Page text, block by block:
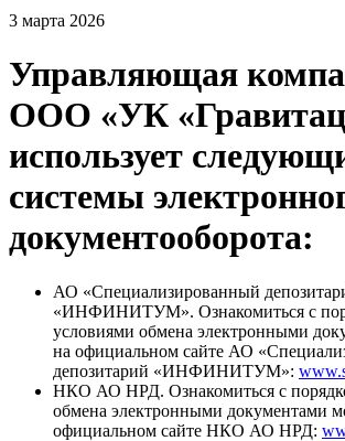
3 марта 2026
Управляющая
ООО «УК
использует
системы
документооборота:
АО «Специализированный
«ИНФИНИТУМ». Ознакомиться с
условиями обмена электронными
на официальном сайте АО
депозитарий «ИНФИНИТУМ»:
НКО АО НРД. Ознакомиться с
обмена электронными документами
официальном сайте НКО АО НРД: